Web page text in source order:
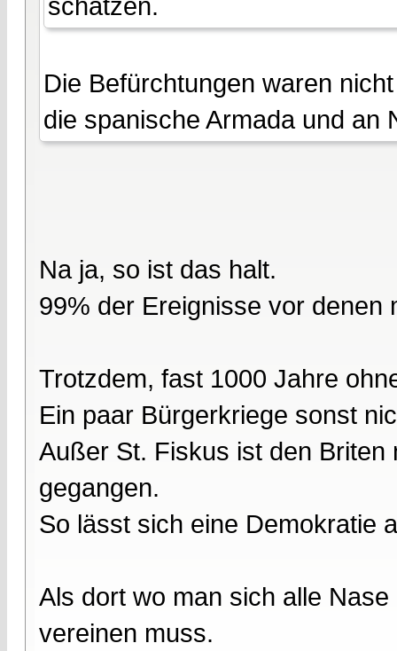
Die Befürchtungen waren
die spanische Armada und an
Na ja, so ist das halt.
99% der Ereignisse vor denen
Trotzdem, fast 1000 Jahre
Ein paar Bürgerkriege sonst
Außer St. Fiskus ist den Briten
gegangen.
So lässt sich eine Demokratie
Als dort wo man sich alle
vereinen muss.